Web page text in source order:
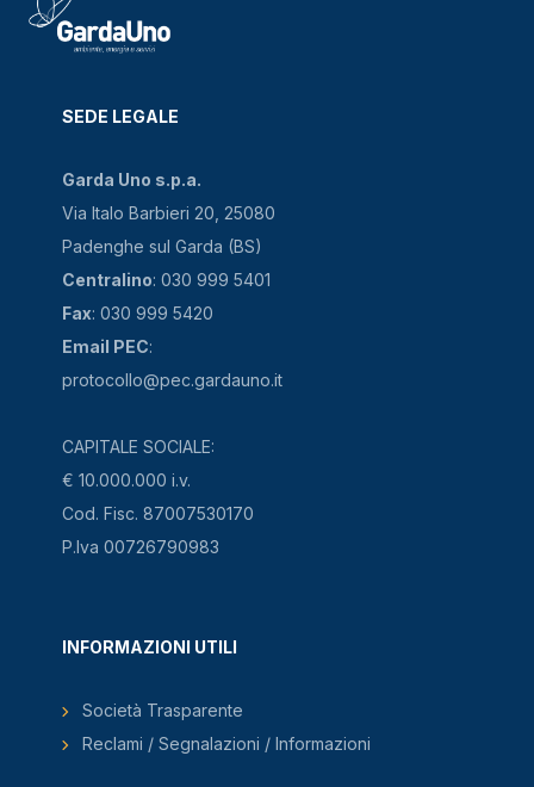
SEDE LEGALE
Garda Uno s.p.a.
Via Italo Barbieri 20, 25080
Padenghe sul Garda (BS)
Centralino: 030 999 5401
Fax: 030 999 5420
Email PEC:
protocollo@pec.gardauno.it
CAPITALE SOCIALE:
€ 10.000.000 i.v.
Cod. Fisc. 87007530170
P.Iva 00726790983
INFORMAZIONI UTILI
Società Trasparente
Reclami / Segnalazioni / Informazioni